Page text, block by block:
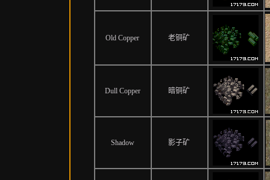
Old Copper 老铜矿
Dull Copper 暗铜矿
Shadow 影子矿